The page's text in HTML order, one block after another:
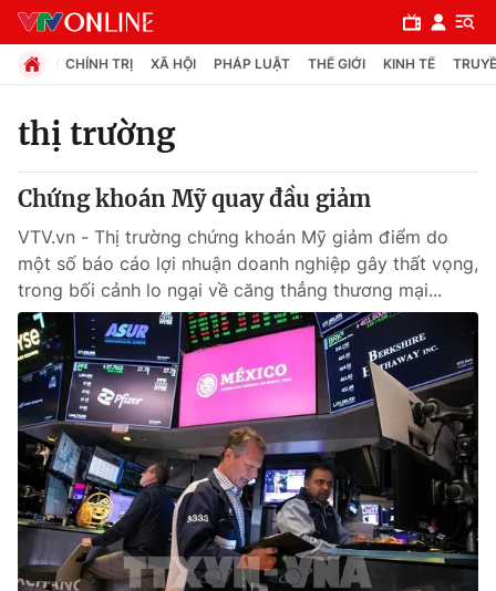
Chuyên mục
Xã hội
Pháp luật
Y tế
Thế giới
Tin tức
Thế giới đó đây
Kinh tế
CHÍNH TRỊ XÃ HỘI PHÁP LUẬT THẾ GIỚI KINH TẾ
thị trường
Chứng khoán Mỹ quay đầu giảm
VTV.vn - Thị trường chứng khoán Mỹ giảm điểm do
một số báo cáo lợi nhuận doanh nghiệp gây thất vọng,
trong bối cảnh lo ngại về căng thẳng thương mại...